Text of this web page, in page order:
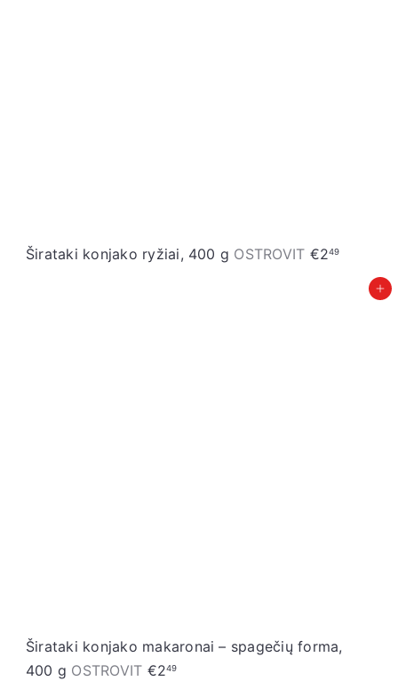
Širataki konjako ryžiai, 400 g OSTROVIT €249
Įdėti į krepšelį
Širataki konjako makaronai – spagečių forma,
400 g OSTROVIT €249